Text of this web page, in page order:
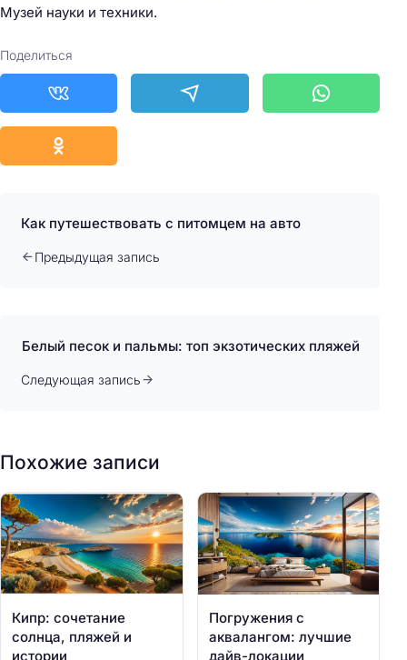
Музей науки и техники.
Поделиться
Как путешествовать с питомцем на авто
Предыдущая запись
Белый песок и пальмы: топ экзотических пляжей
Следующая запись
Похожие записи
Кипр: сочетание
солнца, пляжей и
истории
Погружения с
аквалангом: лучшие
дайв-локации